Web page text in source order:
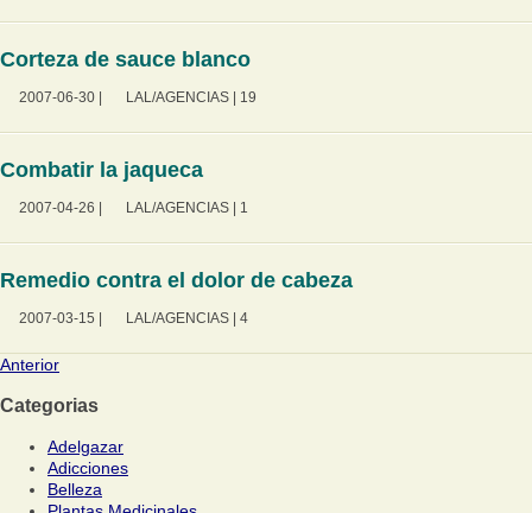
Corteza de sauce blanco
2007-06-30 LAL/AGENCIAS 19
Combatir la jaqueca
2007-04-26 LAL/AGENCIAS 1
Remedio contra el dolor de cabeza
2007-03-15 LAL/AGENCIAS 4
Anterior
Categorias
Adelgazar
Adicciones
Belleza